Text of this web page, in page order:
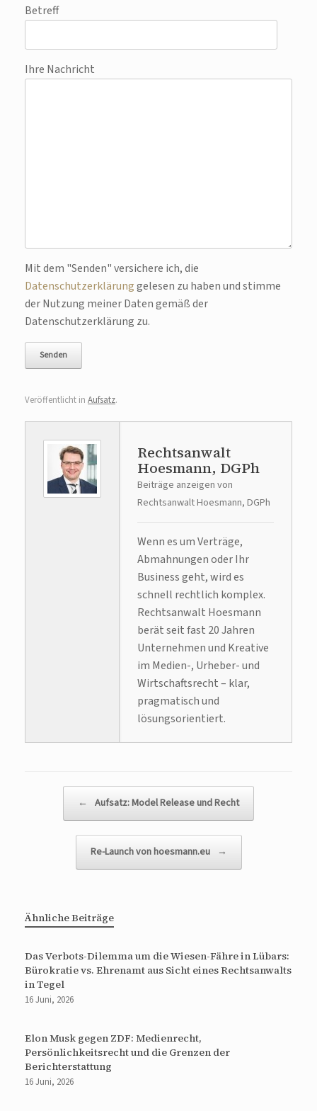
Betreff
Ihre Nachricht
Bitte lasse dieses Feld leer.
Mit dem "Senden" versichere ich, die
Datenschutzerklärunggelesen zu haben und stimme
der Nutzung meiner Daten gemäß der
Datenschutzerklärung zu.
Veröffentlicht in Aufsatz.
Rechtsanwalt
Hoesmann, DGPh
Beiträge anzeigen von
Rechtsanwalt Hoesmann, DGPh
Wenn es um Verträge,
Abmahnungen oder Ihr
Business geht, wird es
schnell rechtlich komplex.
Rechtsanwalt Hoesmann
berät seit fast 20 Jahren
Unternehmen und Kreative
im Medien-, Urheber- und
Wirtschaftsrecht – klar,
pragmatisch und
lösungsorientiert.
← Aufsatz: Model Release und Recht
Re-Launch von hoesmann.eu →
Ähnliche Beiträge
Das Verbots-Dilemma um die Wiesen-Fähre in Lübars:
Bürokratie vs. Ehrenamt aus Sicht eines Rechtsanwalts
in Tegel
16 Juni, 2026
Elon Musk gegen ZDF: Medienrecht,
Persönlichkeitsrecht und die Grenzen der
Berichterstattung
16 Juni, 2026